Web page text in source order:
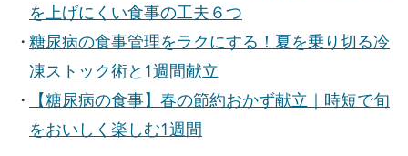
を上げにくい食事の工夫６つ
糖尿病の食事管理をラクにする！夏を乗り切る冷
凍ストック術と1週間献立
【糖尿病の食事】春の節約おかず献立｜時短で旬
をおいしく楽しむ1週間